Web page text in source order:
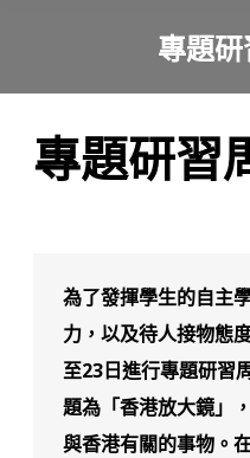
專題
專題研習
為了發揮學生的自主
力，以及待人接物態
至23日進行專題研習
題為「香港放大鏡」
與香港有關的事物。